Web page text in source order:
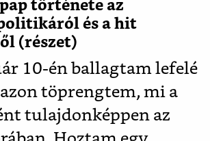
története az
és a hit
(részet)
10-én ballagtam lefelé
azon töprengtem, mi a
tulajdonképpen az